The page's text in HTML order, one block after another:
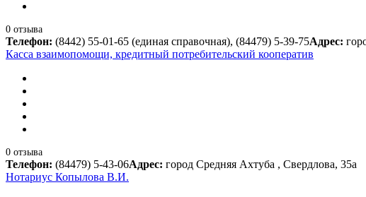
0 отзыва
Телефон: (8442) 55-01-65 (единая справочная), (84479) 5-39-75Адрес:
Касса взаимопомощи, кредитный потребительский кооператив
0 отзыва
Телефон: (84479) 5-43-06Адрес: город Средняя Ахтуба , Свердлова, 35а
Нотариус Копылова В.И.